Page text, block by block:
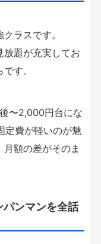
ラスです。
放題が充実してお
す。
〜2,000円台にな
定費が軽いのが魅
額の差がそのま
ンマンを全話